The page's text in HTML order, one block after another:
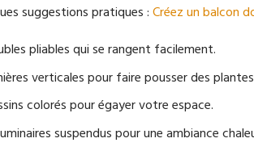
suggestions pratiques : Créez un balcon
pliables qui se rangent facilement.
verticales pour faire pousser des
colorés pour égayer votre espace.
suspendus pour une ambiance